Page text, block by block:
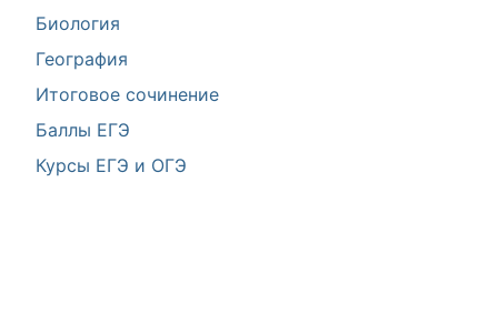
Биология
География
Итоговое сочинение
Баллы ЕГЭ
Курсы ЕГЭ и ОГЭ